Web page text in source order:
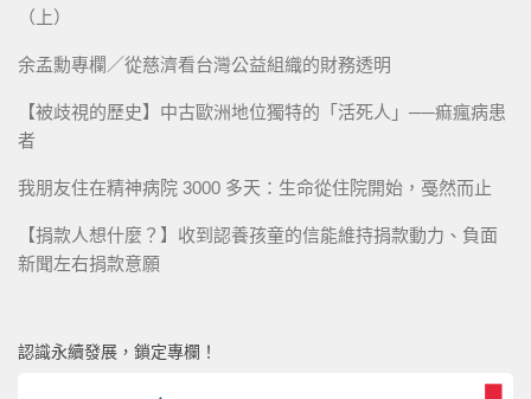
（上）
余孟勳專欄／從慈濟看台灣公益組織的財務透明
【被歧視的歷史】中古歐洲地位獨特的「活死人」──痲瘋病患
者
我朋友住在精神病院 3000 多天：生命從住院開始，戞然而止
【捐款人想什麼？】收到認養孩童的信能維持捐款動力、負面
新聞左右捐款意願
認識永續發展，鎖定專欄！